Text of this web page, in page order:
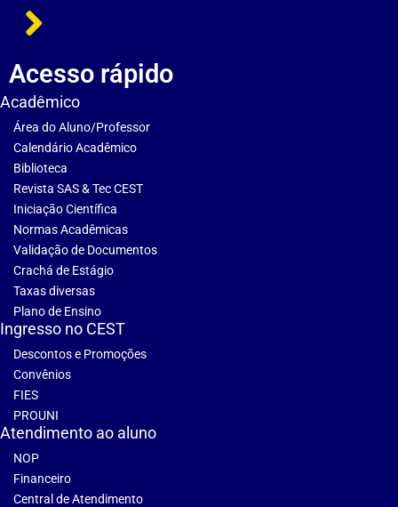
Acesso rápido
Acadêmico
Área do Aluno/Professor
Calendário Acadêmico
Biblioteca
Revista SAS & Tec CEST
Iniciação Científica
Normas Acadêmicas
Validação de Documentos
Crachá de Estágio
Taxas diversas
Plano de Ensino
Ingresso no CEST
Descontos e Promoções
Convênios
FIES
PROUNI
Atendimento ao aluno
NOP
Financeiro
Central de Atendimento